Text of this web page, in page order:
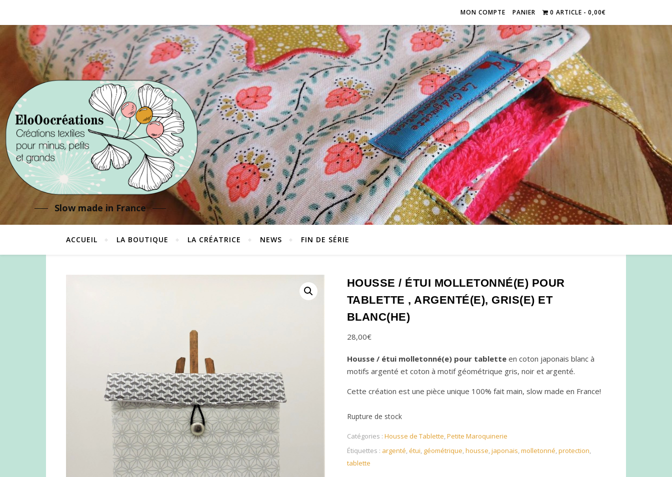
MON COMPTE PANIER 0 ARTICLE 0,00€
Slow made in France
ACCUEIL LA BOUTIQUE LA CRÉATRICE NEWS FIN DE SÉRIE
HOUSSE / ÉTUI MOLLETONNÉ(E) POUR
TABLETTE , ARGENTÉ(E), GRIS(E) ET
BLANC(HE)
28,00€
Housse / étui molletonné(e) pour tablette en coton japonais blanc à
motifs argenté et coton à motif géométrique gris, noir et argenté.
Cette création est une pièce unique 100% fait main, slow made en France!
Rupture de stock
Catégories : Housse de Tablette,Petite Maroquinerie
Étiquettes : argenté,étui, géométrique,housse,japonais,molletonné,protection,
tablette